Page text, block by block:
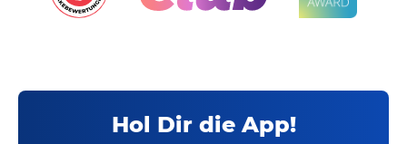
Hol Dir die App!